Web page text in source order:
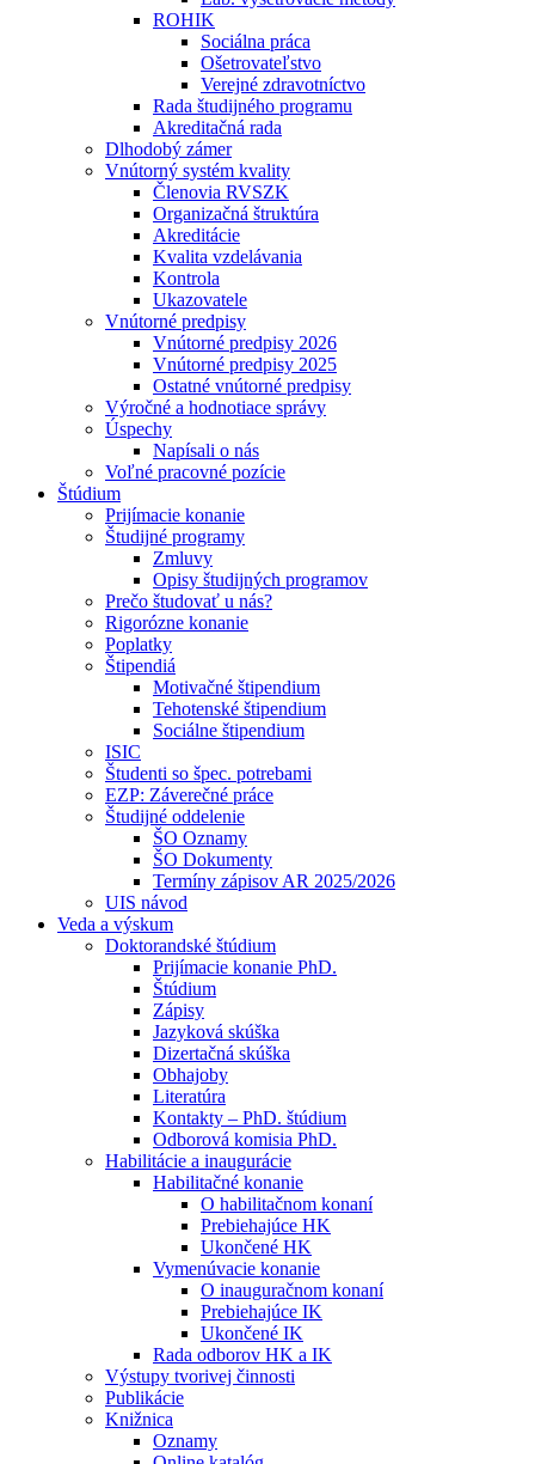
ROHIK
Sociálna práca
Ošetrovateľstvo
Verejné zdravotníctvo
Rada študijného programu
Akreditačná rada
Dlhodobý zámer
Vnútorný systém kvality
Členovia RVSZK
Organizačná štruktúra
Akreditácie
Kvalita vzdelávania
Kontrola
Ukazovatele
Vnútorné predpisy
Vnútorné predpisy 2026
Vnútorné predpisy 2025
Ostatné vnútorné predpisy
Výročné a hodnotiace správy
Úspechy
Napísali o nás
Voľné pracovné pozície
Štúdium
Prijímacie konanie
Študijné programy
Zmluvy
Opisy študijných programov
Prečo študovať u nás?
Rigorózne konanie
Poplatky
Štipendiá
Motivačné štipendium
Tehotenské štipendium
Sociálne štipendium
ISIC
Študenti so špec. potrebami
EZP: Záverečné práce
Študijné oddelenie
ŠO Oznamy
ŠO Dokumenty
Termíny zápisov AR 2025/2026
UIS návod
Veda a výskum
Doktorandské štúdium
Prijímacie konanie PhD.
Štúdium
Zápisy
Jazyková skúška
Dizertačná skúška
Obhajoby
Literatúra
Kontakty – PhD. štúdium
Odborová komisia PhD.
Habilitácie a inaugurácie
Habilitačné konanie
O habilitačnom konaní
Prebiehajúce HK
Ukončené HK
Vymenúvacie konanie
O inauguračnom konaní
Prebiehajúce IK
Ukončené IK
Rada odborov HK a IK
Výstupy tvorivej činnosti
Publikácie
Knižnica
Oznamy